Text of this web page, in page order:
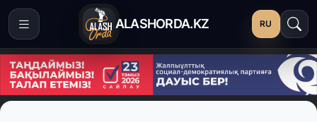
ALASHORDA.KZ RU